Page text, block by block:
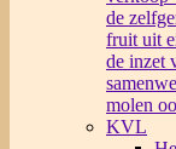
de
fruit uit
de inzet
molen
KVL